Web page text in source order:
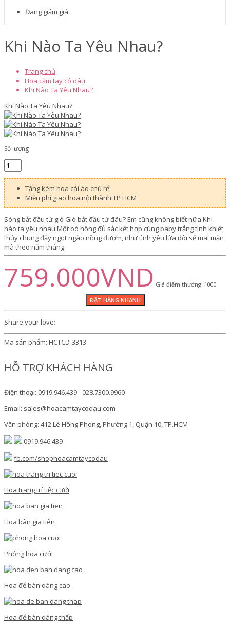
Đang giảm giá
Khi Nào Ta Yêu Nhau?
Trang chủ
Hoa cầm tay cô dâu
Khi Nào Ta Yêu Nhau?
Khi Nào Ta Yêu Nhau?
Số lượng
Tặng kèm hoa cài áo chú rể
Miễn phí giao hoa nội thành TP HCM
Sóng bắt đầu từ gió Gió bắt đầu từ đâu? Em cũng không biết nữa Khi
nào ta yêu nhau Một bó hồng đủ sắc kết hợp cùng baby trắng tinh khiết,
thủy chung đầy ngọt ngào nồng đượm, như tình yêu lứa đôi sẽ mãi mặn
mà theo năm tháng
759.000VND Giá điểm thưởng: 1000
Share your love:
Mã sản phẩm: HCTCD-3313
HỖ TRỢ KHÁCH HÀNG
Điện thoại: 0919.946.439 - 028.7300.9960
Email: sales@hoacamtaycodau.com
Văn phòng: 412 Lê Hồng Phong, Phường 1, Quận 10, TP.HCM
0919.946.439
fb.com/shophoacamtaycodau
Hoa trang trí tiệc cưới
Hoa bàn gia tiên
Phông hoa cưới
Hoa để bàn dáng cao
Hoa để bàn dáng thấp